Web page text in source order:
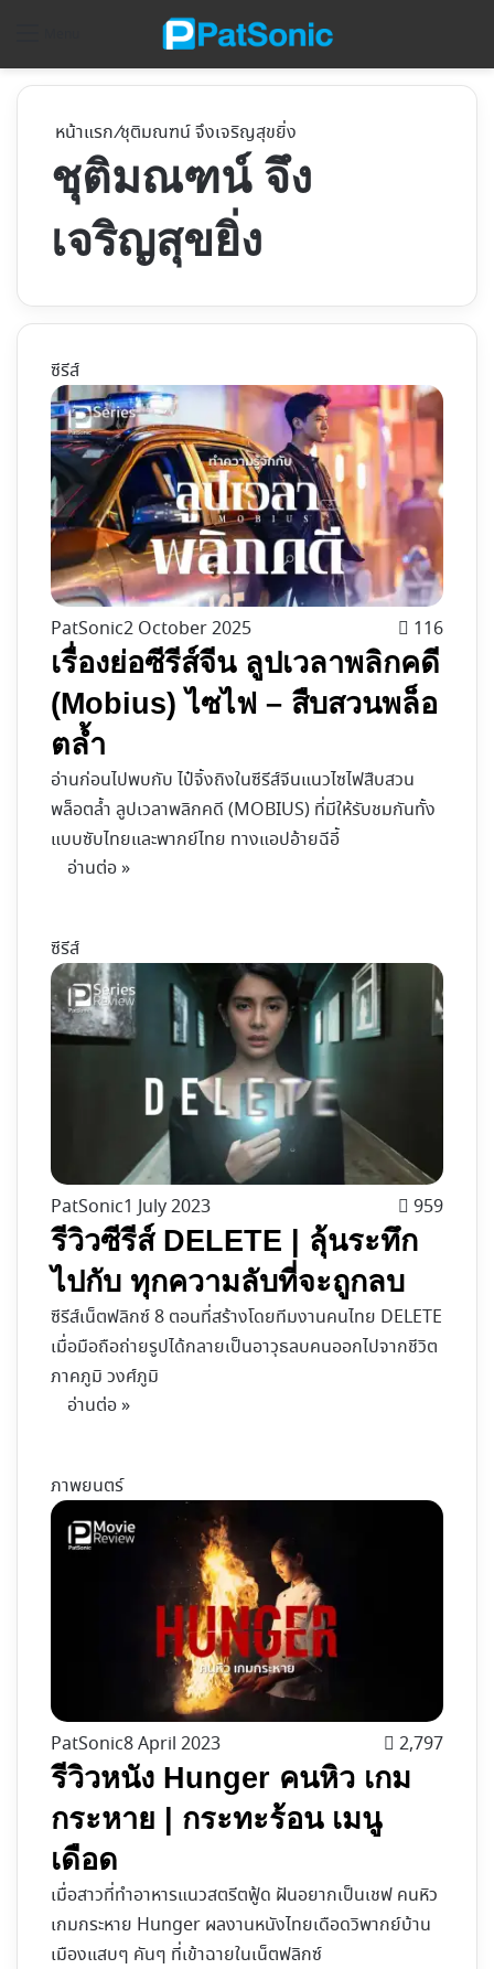
หน้าแรก/ชุติมณฑน์ จึงเจริญสุขยิ่ง
ชุติมณฑน์ จึง
เจริญสุขยิ่ง
ซีรีส์
PatSonic2 October 2025 116
เรื่องย่อซีรีส์จีน ลูปเวลาพลิกคดี
(Mobius) ไซไฟ – สืบสวนพล็อ
ตล้ำ
อ่านก่อนไปพบกับ ไป๋จิ้งถิงในซีรีส์จีนแนวไซไฟสืบสวน
พล็อตล้ำ ลูปเวลาพลิกคดี (MOBIUS) ที่มีให้รับชมกันทั้ง
แบบซับไทยและพากย์ไทย ทางแอปอ้ายฉีอี้
อ่านต่อ »
ซีรีส์
PatSonic1 July 2023 959
รีวิวซีรีส์ DELETE | ลุ้นระทึก
ไปกับ ทุกความลับที่จะถูกลบ
ซีรีส์เน็ตฟลิกซ์ 8 ตอนที่สร้างโดยทีมงานคนไทย DELETE
เมื่อมือถือถ่ายรูปได้กลายเป็นอาวุธลบคนออกไปจากชีวิต
ภาคภูมิ วงศ์ภูมิ
อ่านต่อ »
ภาพยนตร์
PatSonic8 April 2023 2,797
รีวิวหนัง Hunger คนหิว เกม
กระหาย | กระทะร้อน เมนู
เดือด
เมื่อสาวที่ทำอาหารแนวสตรีตฟู้ด ฝันอยากเป็นเชฟ คนหิว
เกมกระหาย Hunger ผลงานหนังไทยเดือดวิพากย์บ้าน
เมืองแสบๆ คันๆ ที่เข้าฉายในเน็ตฟลิกซ์